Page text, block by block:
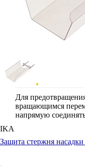
Для
вращающимся
напрямую
IKA
Защита стержня насадки